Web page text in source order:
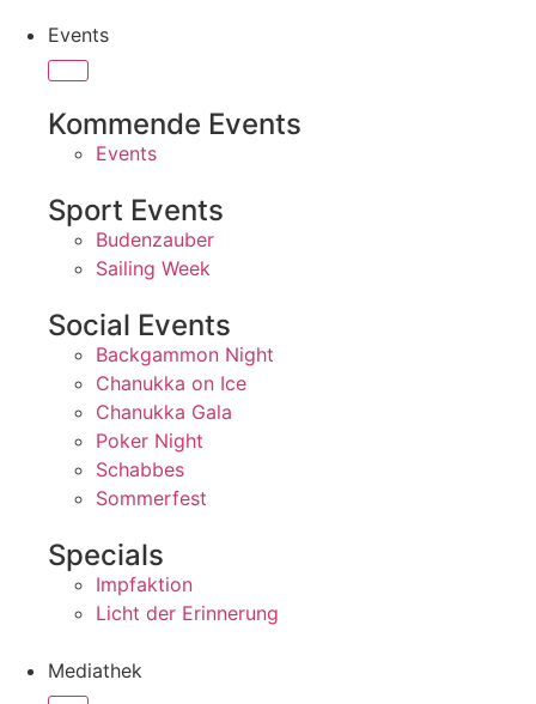
Events
Kommende Events
Events
Sport Events
Budenzauber
Sailing Week
Social Events
Backgammon Night
Chanukka on Ice
Chanukka Gala
Poker Night
Schabbes
Sommerfest
Specials
Impfaktion
Licht der Erinnerung
Mediathek